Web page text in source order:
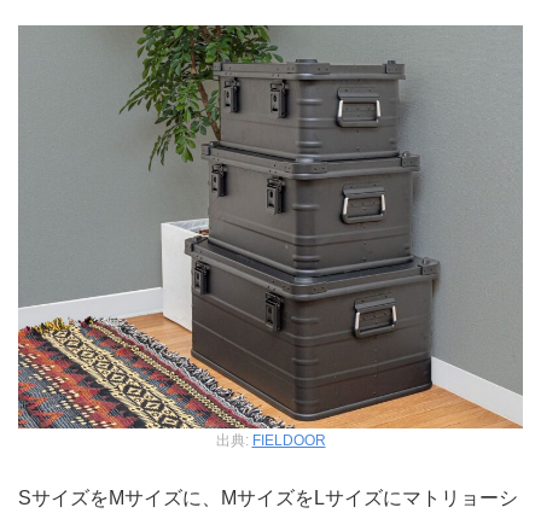
出典: FIELDOOR
SサイズをMサイズに、MサイズをLサイズにマトリョーシ